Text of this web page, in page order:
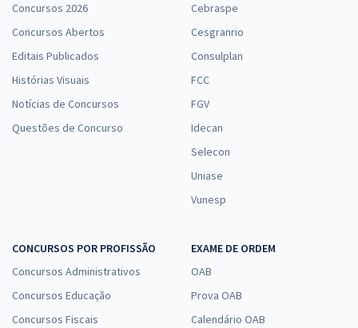
Concursos 2026
Concursos Abertos
Editais Publicados
Histórias Visuais
Notícias de Concursos
Questões de Concurso
Cebraspe
Cesgranrio
Consulplan
FCC
FGV
Idecan
Selecon
Uniase
Vunesp
CONCURSOS POR PROFISSÃO
Concursos Administrativos
Concursos Educação
Concursos Fiscais
EXAME DE ORDEM
OAB
Prova OAB
Calendário OAB